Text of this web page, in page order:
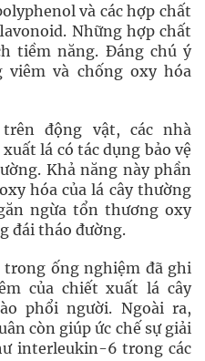
và các hợp chất
Những hợp chất
tiềm năng. Đáng chú ý
và chống oxy hóa
động vật, các nhà
lá có tác dụng bảo vệ
Khả năng này phần
hóa của lá cây thường
ngừa tổn thương oxy
đái tháo đường.
ống nghiệm đã ghi
của chiết xuất lá cây
phổi người. Ngoài ra,
còn giúp ức chế sự giải
interleukin-6 trong các